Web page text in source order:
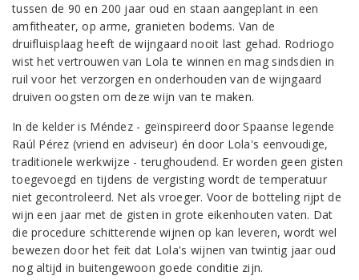
tussen de 90 en 200 jaar oud en staan aangeplant in een
amfitheater, op arme, granieten bodems. Van de
druifluisplaag heeft de wijngaard nooit last gehad. Rodriogo
wist het vertrouwen van Lola te winnen en mag sindsdien in
ruil voor het verzorgen en onderhouden van de wijngaard
druiven oogsten om deze wijn van te maken.
In de kelder is Méndez - geïnspireerd door Spaanse legende
Raúl Pérez (vriend en adviseur) én door Lola's eenvoudige,
traditionele werkwijze - terughoudend. Er worden geen gisten
toegevoegd en tijdens de vergisting wordt de temperatuur
niet gecontroleerd. Net als vroeger. Voor de botteling rijpt de
wijn een jaar met de gisten in grote eikenhouten vaten. Dat
die procedure schitterende wijnen op kan leveren, wordt wel
bewezen door het feit dat Lola's wijnen van twintig jaar oud
nog altijd in buitengewoon goede conditie zijn.